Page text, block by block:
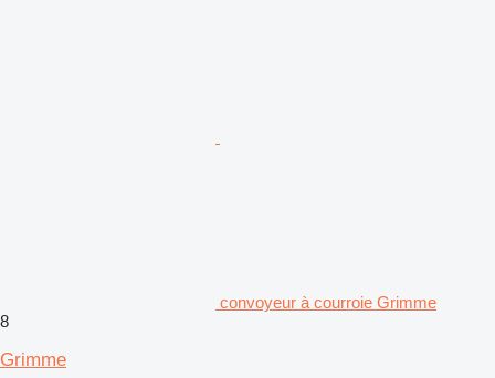
convoyeur à courroie Grimme
8
Grimme